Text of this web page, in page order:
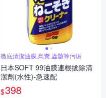
徹底清潔油膜,鳥糞,蟲骸等污垢
日本SOFT 99油膜連根拔除清
潔劑(水性)-急速配
$398